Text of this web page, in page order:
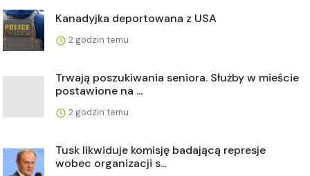
Kanadyjka deportowana z USA
2 godzin temu
Trwają poszukiwania seniora. Służby w mieście
postawione na ...
2 godzin temu
Tusk likwiduje komisję badającą represje
wobec organizacji s...